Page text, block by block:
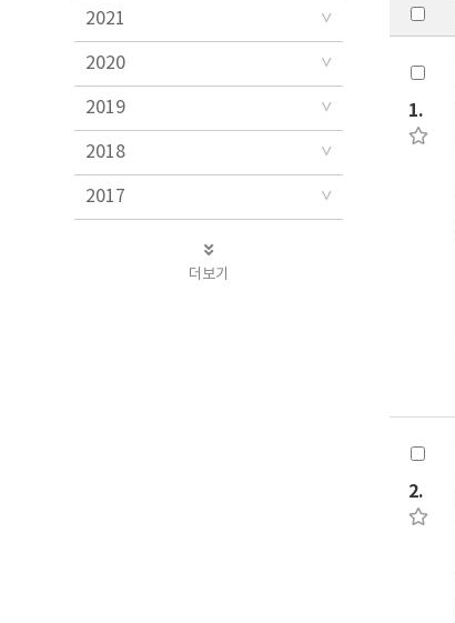
2021
2020
2019
2018
2017
더보기
1.
2.